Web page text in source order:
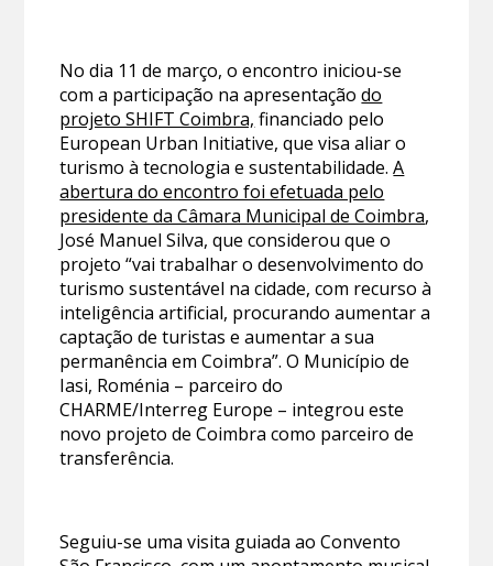
No dia 11 de março, o encontro iniciou-se
com a participação na apresentaçãodo
projeto SHIFT Coimbra, financiado pelo
European Urban Initiative, que visa aliar o
turismo à tecnologia e sustentabilidade.A
abertura do encontro foi efetuada pelo
presidente da Câmara Municipal de Coimbra,
José Manuel Silva, que considerou que o
projeto “vai trabalhar o desenvolvimento do
turismo sustentável na cidade, com recurso à
inteligência artificial, procurando aumentar a
captação de turistas e aumentar a sua
permanência em Coimbra”. O Município de
Iasi, Roménia – parceiro do
CHARME/Interreg Europe – integrou este
novo projeto de Coimbra como parceiro de
transferência.
Seguiu-se uma visita guiada ao Convento